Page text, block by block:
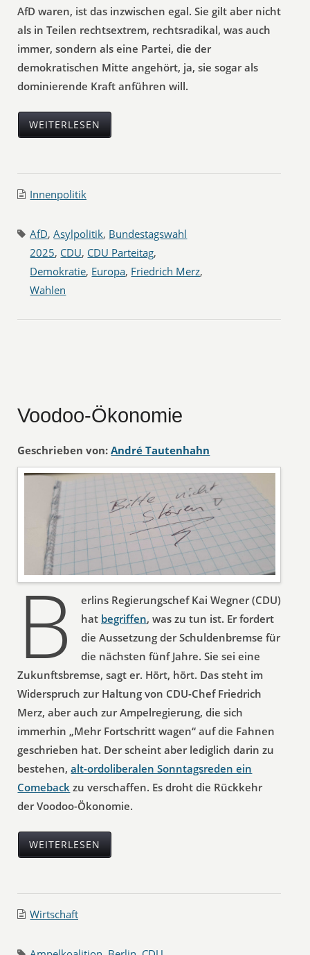
AfD waren, ist das inzwischen egal. Sie gilt aber nicht
als in Teilen rechtsextrem, rechtsradikal, was auch
immer, sondern als eine Partei, die der
demokratischen Mitte angehört, ja, sie sogar als
dominierende Kraft anführen will.
WEITERLESEN
Innenpolitik
AfD,Asylpolitik, Bundestagswahl
2025, CDU, CDU Parteitag,
Demokratie, Europa, Friedrich Merz,
Wahlen
Voodoo-Ökonomie
Geschrieben von: André Tautenhahn
B
erlins Regierungschef Kai Wegner (CDU)
hat begriffen, was zu tun ist. Er fordert
die Aussetzung der Schuldenbremse für
die nächsten fünf Jahre. Sie sei eine
Zukunftsbremse, sagt er. Hört, hört. Das steht im
Widerspruch zur Haltung von CDU-Chef Friedrich
Merz, aber auch zur Ampelregierung, die sich
immerhin „Mehr Fortschritt wagen“ auf die Fahnen
geschrieben hat. Der scheint aber lediglich darin zu
bestehen,alt-ordoliberalen Sonntagsreden ein
Comeback zu verschaffen. Es droht die Rückkehr
der Voodoo-Ökonomie.
WEITERLESEN
Wirtschaft